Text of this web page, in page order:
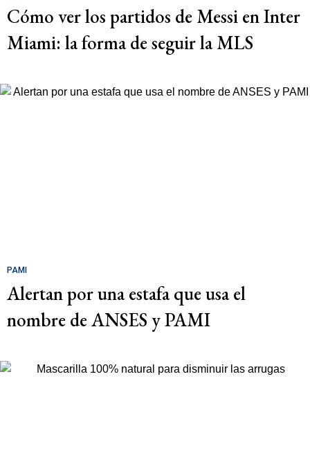
Cómo ver los partidos de Messi en Inter
Miami: la forma de seguir la MLS
PAMI
Alertan por una estafa que usa el
nombre de ANSES y PAMI